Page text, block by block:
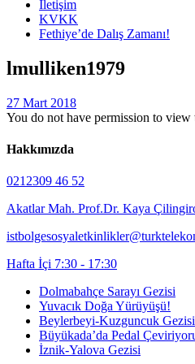
İletişim
KVKK
Fethiye’de Dalış Zamanı!
lmulliken1979
27 Mart 2018
You do not have permission to view
Hakkımızda
0212309 46 52
Akatlar Mah. Prof.Dr. Kaya
Hafta İçi 7:30 - 17:30
Dolmabahçe Sarayı Gezisi
Yuvacık Doğa Yürüyüşü!
Beylerbeyi-Kuzguncuk Gezisi
Büyükada’da Pedal
İznik-Yalova Gezisi